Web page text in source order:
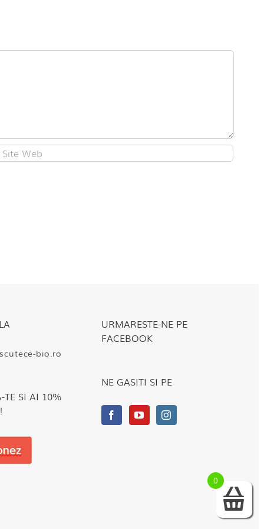
bio.ro
TE SI AI 10%
URMARESTE-NE PE
FACEBOOK
NE GASITI SI PE
0